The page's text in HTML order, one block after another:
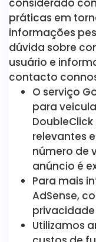
considerado
práticas em
informações
dúvida sobre
usuário e
contacto
O serviço
para
relevantes
número de
anúncio é
Para mais
AdSense,
privacidade
Utilizamos